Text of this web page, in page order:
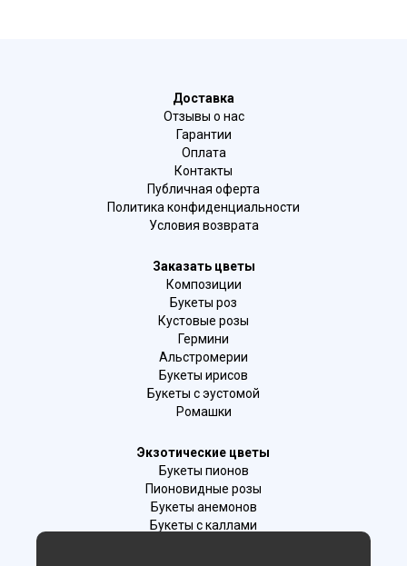
Доставка
Отзывы о нас
Гарантии
Оплата
Контакты
Публичная оферта
Политика конфиденциальности
Условия возврата
Заказать цветы
Композиции
Букеты роз
Кустовые розы
Гермини
Альстромерии
Букеты ирисов
Букеты с эустомой
Ромашки
Экзотические цветы
Букеты пионов
Пионовидные розы
Букеты анемонов
Букеты с каллами